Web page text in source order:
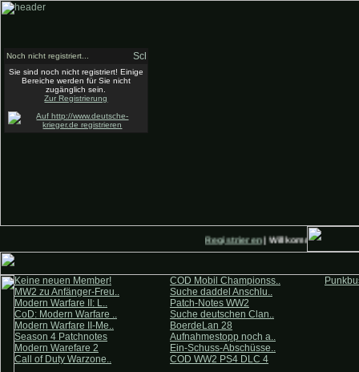
Registrieren| Willkommen auf
Keine neuen Member!
MW2 zu Anfänger-Freu..
Modern Warfare II: L..
CoD: Modern Warfare ..
Modern Warfare II-Me..
Season 4 Patchnotes
Modern Warefare 2
Call of Duty Warzone..
COD Mobil Championss..
Suche daddel Anschlu..
Patch-Notes WW2
Suche deutschen Clan..
BoerdeLan 28
Aufnahmestopp noch a..
Ein-Schuss-Abschüsse..
COD WW2 PS4 DLC 4
Noch nicht registriert...
Sie sind noch nicht registriert! Einige
Bereiche werden für Sie nicht
zugänglich sein.
Zur Registrierung